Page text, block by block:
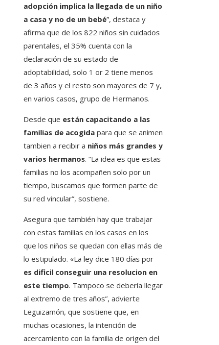
adopción implica la llegada de un niño
a casa y no de un bebé”, destaca y
afirma que de los 822 niños sin cuidados
parentales, el 35% cuenta con la
declaración de su estado de
adoptabilidad, solo 1 or 2 tiene menos
de 3 años y el resto son mayores de 7 y,
en varios casos, grupo de Hermanos.
Desde que están capacitando a las
familias de acogida para que se animen
tambien a recibir a niños más grandes y
varios hermanos. “La idea es que estas
familias no los acompañen solo por un
tiempo, buscamos que formen parte de
su red vincular”, sostiene.
Asegura que también hay que trabajar
con estas familias en los casos en los
que los niños se quedan con ellas más de
lo estipulado. «La ley dice 180 días por
es dificil conseguir una resolucion en
este tiempo. Tampoco se debería llegar
al extremo de tres años”, advierte
Leguizamón, que sostiene que, en
muchas ocasiones, la intención de
acercamiento con la familia de origen del